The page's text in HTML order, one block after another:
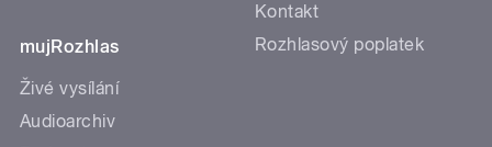
mujRozhlas
Živé vysílání
Audioarchiv
Kontakt
Rozhlasový poplatek